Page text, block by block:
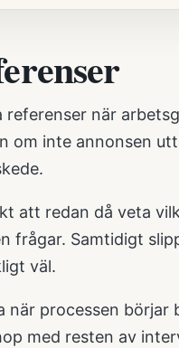
när
om inte annonsen
att redan då veta
frågar. Samtidigt
väl.
processen börjar
med resten av